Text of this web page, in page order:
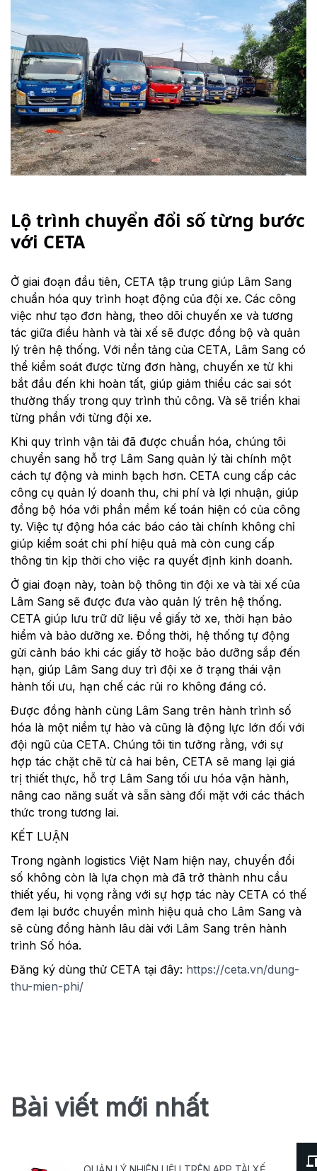
Lộ trình chuyển đổi số từng bước
với CETA
Ở giai đoạn đầu tiên, CETA tập trung giúp Lâm Sang
chuẩn hóa quy trình hoạt động của đội xe. Các công
việc như tạo đơn hàng, theo dõi chuyến xe và tương
tác giữa điều hành và tài xế sẽ được đồng bộ và quản
lý trên hệ thống. Với nền tảng của CETA, Lâm Sang có
thể kiểm soát được từng đơn hàng, chuyến xe từ khi
bắt đầu đến khi hoàn tất, giúp giảm thiểu các sai sót
thường thấy trong quy trình thủ công. Và sẽ triển khai
từng phần với từng đội xe.
Khi quy trình vận tải đã được chuẩn hóa, chúng tôi
chuyển sang hỗ trợ Lâm Sang quản lý tài chính một
cách tự động và minh bạch hơn. CETA cung cấp các
công cụ quản lý doanh thu, chi phí và lợi nhuận, giúp
đồng bộ hóa với phần mềm kế toán hiện có của công
ty. Việc tự động hóa các báo cáo tài chính không chỉ
giúp kiểm soát chi phí hiệu quả mà còn cung cấp
thông tin kịp thời cho việc ra quyết định kinh doanh.
Ở giai đoạn này, toàn bộ thông tin đội xe và tài xế của
Lâm Sang sẽ được đưa vào quản lý trên hệ thống.
CETA giúp lưu trữ dữ liệu về giấy tờ xe, thời hạn bảo
hiểm và bảo dưỡng xe. Đồng thời, hệ thống tự động
gửi cảnh báo khi các giấy tờ hoặc bảo dưỡng sắp đến
hạn, giúp Lâm Sang duy trì đội xe ở trạng thái vận
hành tối ưu, hạn chế các rủi ro không đáng có.
Được đồng hành cùng Lâm Sang trên hành trình số
hóa là một niềm tự hào và cũng là động lực lớn đối với
đội ngũ của CETA. Chúng tôi tin tưởng rằng, với sự
hợp tác chặt chẽ từ cả hai bên, CETA sẽ mang lại giá
trị thiết thực, hỗ trợ Lâm Sang tối ưu hóa vận hành,
nâng cao năng suất và sẵn sàng đối mặt với các thách
thức trong tương lai.
KẾT LUẬN
Trong ngành logistics Việt Nam hiện nay, chuyển đổi
số không còn là lựa chọn mà đã trở thành nhu cầu
thiết yếu, hi vọng rằng với sự hợp tác này CETA có thế
đem lại bước chuyển mình hiệu quả cho Lâm Sang và
sẽ cùng đồng hành lâu dài với Lâm Sang trên hành
trình Số hóa.
Đăng ký dùng thử CETA tại đây: https://ceta.vn/dung-
thu-mien-phi/
Bài viết mới nhất